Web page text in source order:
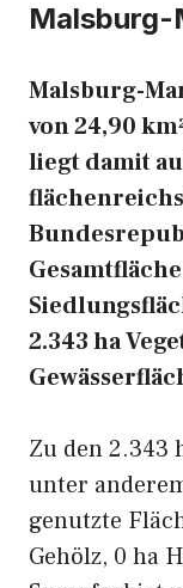
Malsburg-
Malsburg-
von 24,90
liegt damit
2.343 ha
Zu den 2.343
unter
genutzte
Gehölz, 0 ha